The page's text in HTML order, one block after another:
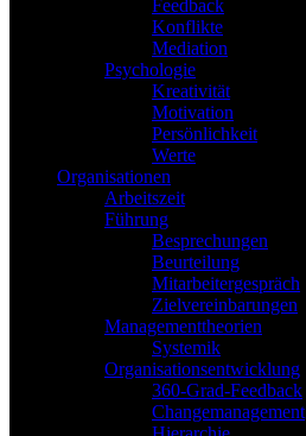
Feedback
Konflikte
Mediation
Psychologie
Kreativität
Motivation
Persönlichkeit
Werte
Organisationen
Arbeitszeit
Führung
Besprechungen
Beurteilung
Mitarbeitergespräch
Zielvereinbarungen
Managementtheorien
Systemik
Organisationsentwicklung
360-Grad-Feedback
Changemanagement